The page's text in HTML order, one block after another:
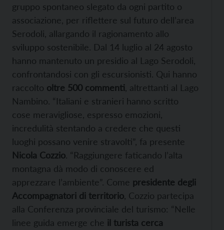
gruppo spontaneo slegato da ogni partito o
associazione, per riflettere sul futuro dell’area
Serodoli, allargando il ragionamento allo
sviluppo sostenibile. Dal 14 luglio al 24 agosto
hanno mantenuto un presidio al Lago Serodoli,
confrontandosi con gli escursionisti. Qui hanno
raccolto oltre 500 commenti , altrettanti al Lago
Nambino. “Italiani e stranieri hanno scritto
cose meravigliose, espresso emozioni,
incredulità stentando a credere che questi
luoghi possano venire stravolti”, fa presente
Nicola Cozzio. “Raggiungere faticando l’alta
montagna dà modo di conoscere ed
apprezzare l’ambiente”. Come presidente degli
Accompagnatori di territorio , Cozzio partecipa
alla Conferenza provinciale del turismo: “Nelle
linee guida emerge che il turista cerca